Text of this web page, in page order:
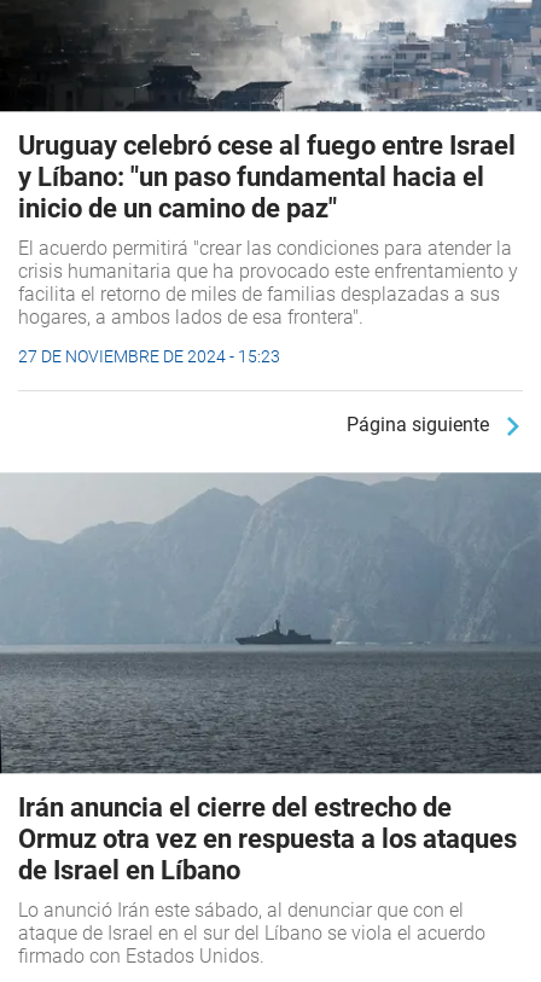
Uruguay celebró cese al fuego entre Israel
y Líbano: "un paso fundamental hacia el
inicio de un camino de paz"
El acuerdo permitirá "crear las condiciones para atender la
crisis humanitaria que ha provocado este enfrentamiento y
facilita el retorno de miles de familias desplazadas a sus
hogares, a ambos lados de esa frontera".
27 DE NOVIEMBRE DE 2024 - 15:23
Página siguiente
Irán anuncia el cierre del estrecho de
Ormuz otra vez en respuesta a los ataques
de Israel en Líbano
Lo anunció Irán este sábado, al denunciar que con el
ataque de Israel en el sur del Líbano se viola el acuerdo
firmado con Estados Unidos.